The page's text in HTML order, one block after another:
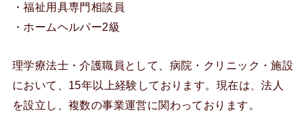
・福祉用具専門相談員
・ホームヘルパー2級
理学療法士・介護職員として、病院・クリニック・施設
において、15年以上経験しております。現在は、法人
を設立し、複数の事業運営に関わっております。